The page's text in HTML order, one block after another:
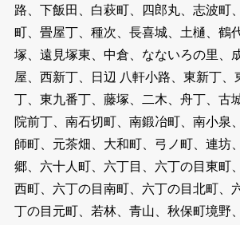
路、下飯田、白萩町、四郎丸、志波町
町、畳屋丁、種次、長喜城、土樋、鶴
塚、遠見塚東、中倉、なないろの里、
屋、西新丁、日辺 八軒小路、東新丁、
丁、東九番丁、藤塚、二木、舟丁、古
院前丁、南石切町、南鍛冶町、南小泉
師町、元茶畑、大和町、弓ノ町、連坊
郷、六十人町、六丁目、六丁の目東町
西町、六丁の目南町、六丁の目北町、
丁の目元町、若林、青山、秋保町境野